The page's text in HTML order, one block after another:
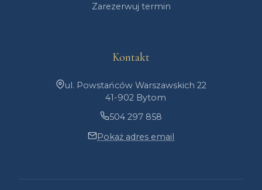
Zarezerwuj termin
Kontakt
ul. Powstańców Warszawskich 22
41-902 Bytom
504 297 858
Pokaż adres email